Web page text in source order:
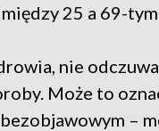
25 a 69-tym.
nie
Może to
–